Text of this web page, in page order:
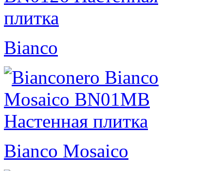
Bianco
Bianco Mosaico